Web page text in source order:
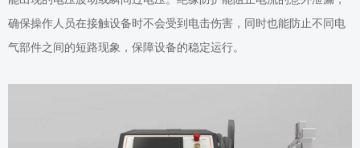
确保操作人员在接触设备时不会受到电击伤害，同时也能防止不同电
气部件之间的短路现象，保障设备的稳定运行。